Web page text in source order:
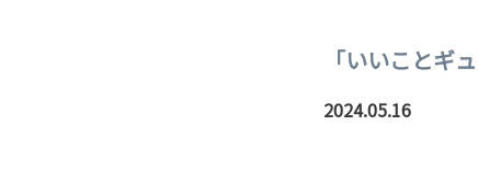
「いいことギ
2024.05.16